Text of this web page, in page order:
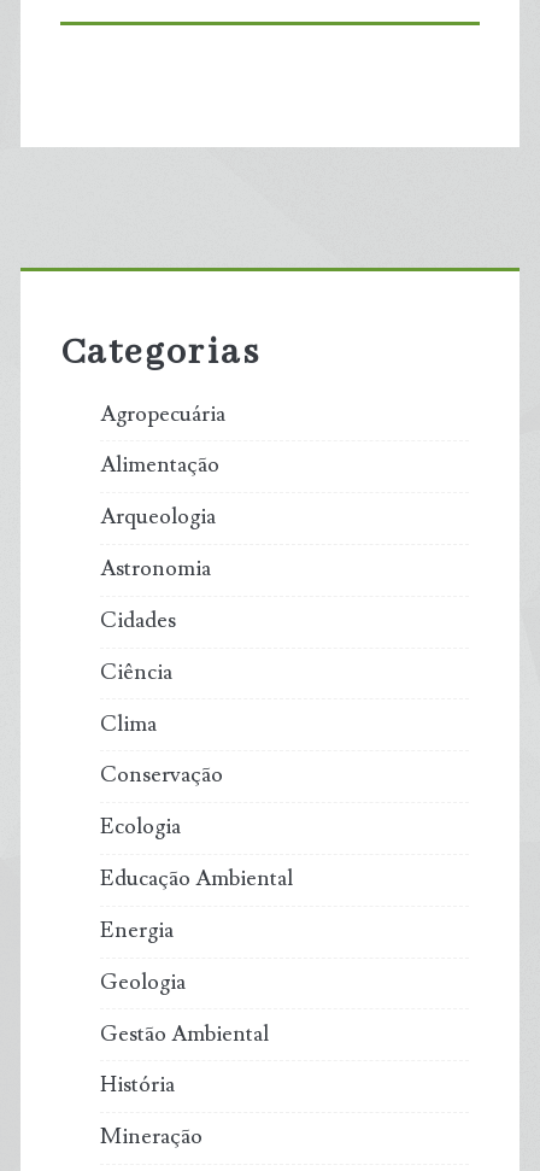
Primary
Sidebar
Categorias
Agropecuária
Alimentação
Arqueologia
Astronomia
Cidades
Ciência
Clima
Conservação
Ecologia
Educação Ambiental
Energia
Geologia
Gestão Ambiental
História
Mineração